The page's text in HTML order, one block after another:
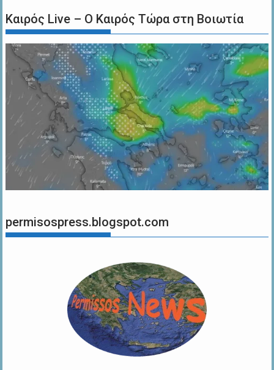
Καιρός Live – Ο Καιρός Τώρα στη Βοιωτία
permisospress.blogspot.com